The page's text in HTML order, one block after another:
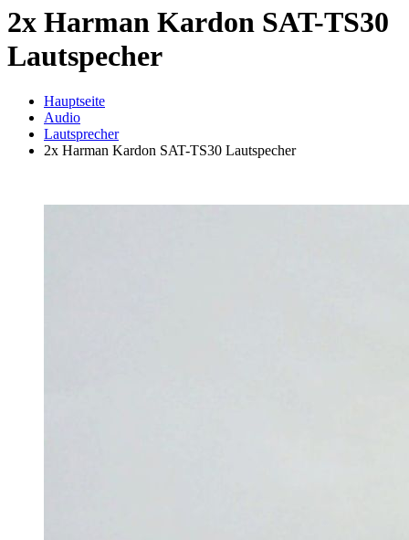
2x Harman Kardon SAT-TS30
Lautspecher
Hauptseite
Audio
Lautsprecher
2x Harman Kardon SAT-TS30 Lautspecher